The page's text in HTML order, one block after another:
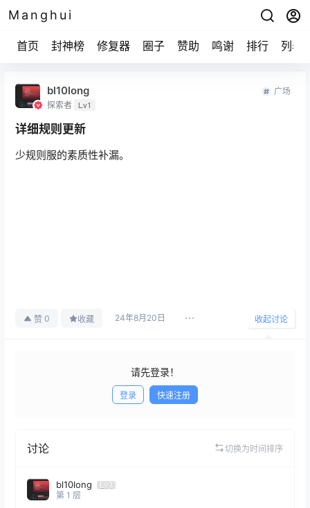
Manghui
首页 封神榜 修复器 圈子 赞助 鸣谢 排行 列表
bl10long
探索者 Lv1
广场
详细规则更新
少规则服的素质性补漏。
赞 0 收藏 24年8月20日 收起讨论
请先登录！
登录 快速注册
讨论 切换为时间排序
bl10long
Lv1
第 1 层